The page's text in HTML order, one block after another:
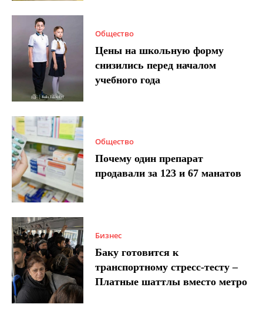
Общество
Цены на школьную форму
снизились перед началом
учебного года
Общество
Почему один препарат
продавали за 123 и 67 манатов
Бизнес
Баку готовится к
транспортному стресс-тесту –
Платные шаттлы вместо метро